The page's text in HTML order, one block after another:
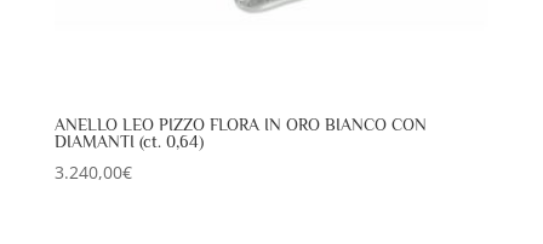
ANELLO LEO PIZZO FLORA IN ORO BIANCO CON
DIAMANTI (ct. 0,64)
3.240,00€